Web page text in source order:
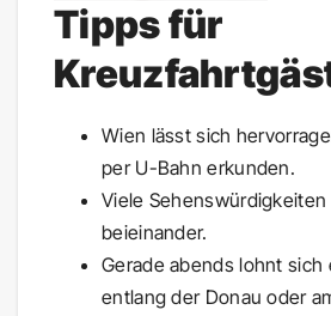
Tipps für
Wien lässt sich
per U-Bahn erkunden.
Viele
beieinander.
Gerade abends lohnt sich
entlang der Donau oder